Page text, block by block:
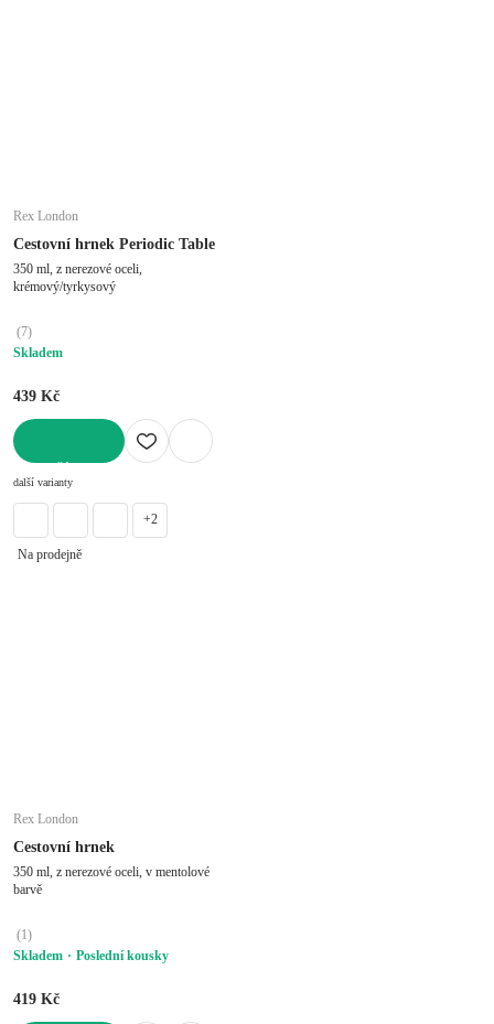
Rex London
Cestovní hrnek Periodic Table
350 ml, z nerezové oceli,
krémový/tyrkysový
(7)
Skladem
439 Kč
další varianty
+2
Na prodejně
Rex London
Cestovní hrnek
350 ml, z nerezové oceli, v mentolové
barvě
(1)
Skladem
Poslední kousky
419 Kč